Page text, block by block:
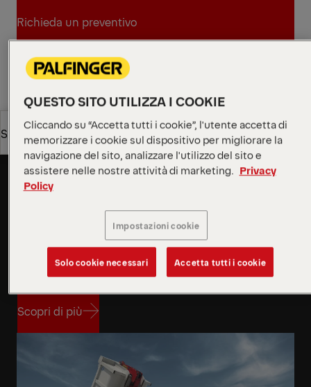
Richieda un preventivo
Richieda un preventivo
Trovi un partner commerciale
Trovi un partner commerciale
Specifiche tecniche
Specifiche tecniche
Richieda un preventivo
Richieda un preventivo
Versatilità per un partner
affidabile
Il sistema con braccio scorrevole si adatta facilmente
a container di diverse lunghezze, offrendo flessibilità
in una vasta gamma di applicazioni. Questo design
intelligente assicura un funzionamento fluido e
intuitivo e si adatta rapidamente a molteplici
esigenze, diventando un partner affidabile per
prestazioni efficienti e affidabili.
Scopri di più
QUESTO SITO UTILIZZA I COOKIE
Cliccando su “Accetta tutti i cookie”, l'utente accetta di
memorizzare i cookie sul dispositivo per migliorare la
navigazione del sito, analizzare l'utilizzo del sito e
assistere nelle nostre attività di marketing.
Privacy
Policy
Impostazioni cookie
Solo cookie necessari Accetta tutti i cookie